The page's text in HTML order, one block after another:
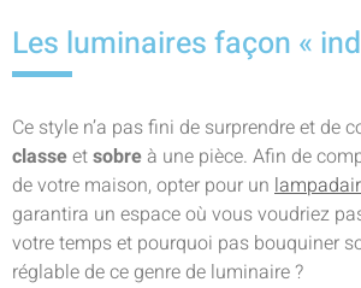
Les luminaires façon «
Ce style n’a pas fini de surprendre et de
classeetsobre à une pièce. Afin de
de votre maison, opter pour un
garantira un espace où vous voudriez
votre temps et pourquoi pas bouquiner
réglable de ce genre de luminaire ?